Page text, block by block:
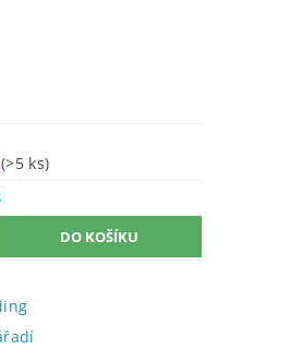
(>5 ks)